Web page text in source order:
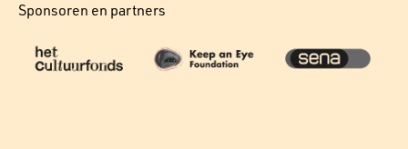
Sponsoren en partners